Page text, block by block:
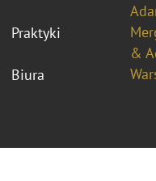
Praktyki
&
Biura